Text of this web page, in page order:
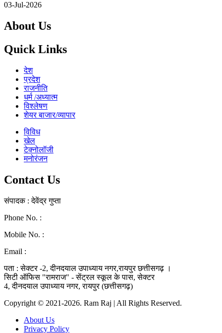
03-Jul-2026
About Us
Quick Links
देश
प्रदेश
राजनीति
धर्म /अध्यात्म
विश्लेषण
शेयर बाजार/व्यापार
विविध
खेल
टेक्नोलॉजी
मनोरंजन
Contact Us
संपादक : देवेंद्र गुप्ता
Phone No. :
Mobile No. :
Email :
पता : सेक्टर -2, दीनदयाल उपाध्याय नगर,रायपुर छत्तीसगढ़ ।
सिटी ऑफिस "रामराज" - सेंट्रल स्कूल के पास, सेक्टर
4, दीनदयाल उपाध्याय नगर, रायपुर (छत्तीसगढ़)
Copyright © 2021-2026. Ram Raj | All Rights Reserved.
About Us
Privacy Policy